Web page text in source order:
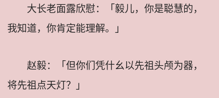
大长老面露欣慰：「毅儿，你是聪慧的，
我知道，你肯定能理解。」
赵毅：「但你们凭什幺以先祖头颅为器，
将先祖点天灯？」